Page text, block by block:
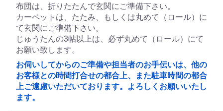
布団は、折りたたんで玄関にご準備下さい。
カーペットは、たたみ、もしくは丸めて（ロール）に
て玄関にご準備下さい。
じゅうたんの3帖以上は、必ず丸めて（ロール）にて
お願い致します。
お伺いしてからのご準備や担当者のお手伝いは、他の
お客様との時間打合せの都合上、また駐車時間の都合
上ご遠慮いただいております。よろしくお願いいたし
ます。